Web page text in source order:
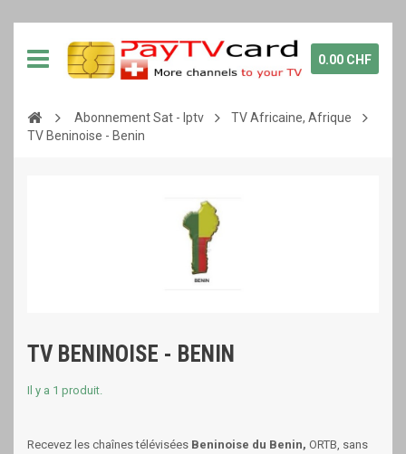
0.00 CHF
Abonnement Sat - Iptv
TV Africaine, Afrique
TV Beninoise - Benin
TV BENINOISE - BENIN
Il y a 1 produit.
Recevez les chaînes télévisées Beninoise du Benin, ORTB, sans